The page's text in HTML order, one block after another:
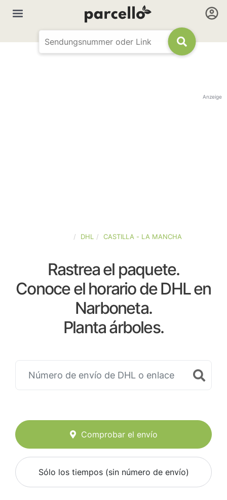
Anzeige
DHL CASTILLA - LA MANCHA
Rastrea el paquete.
Conoce el horario de DHL en
Narboneta.
Planta árboles.
Comprobar el envío
Sólo los tiempos (sin número de envío)